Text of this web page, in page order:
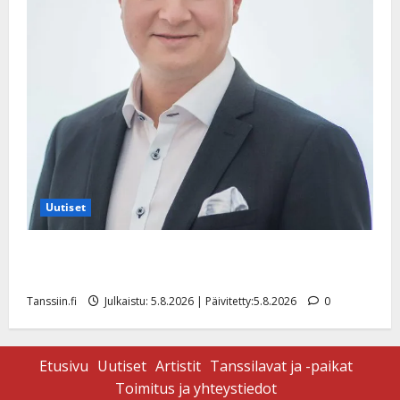
Uutiset
Tanssiin.fi Julkaistu: 5.8.2026 | Päivitetty:5.8.2026 0
Etusivu Uutiset Artistit Tanssilavat ja -paikat
Toimitus ja yhteystiedot